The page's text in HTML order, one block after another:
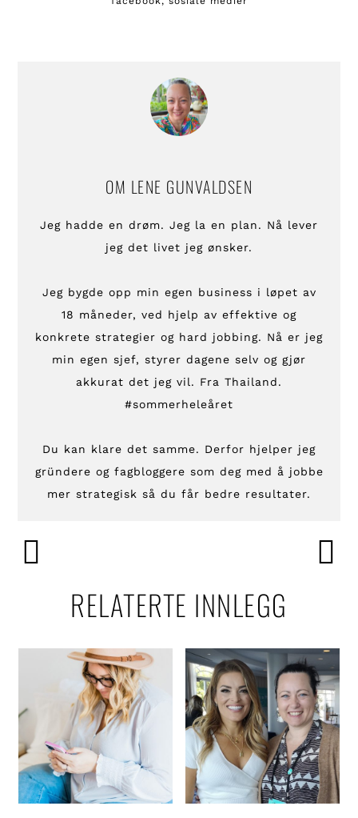
OM LENE GUNVALDSEN
Jeg hadde en drøm. Jeg la en plan. Nå lever
jeg det livet jeg ønsker.
Jeg bygde opp min egen business i løpet av
18 måneder, ved hjelp av effektive og
konkrete strategier og hard jobbing. Nå er jeg
min egen sjef, styrer dagene selv og gjør
akkurat det jeg vil. Fra Thailand.
#sommerheleåret
Du kan klare det samme. Derfor hjelper jeg
gründere og fagbloggere som deg med å jobbe
mer strategisk så du får bedre resultater.
RELATERTE INNLEGG